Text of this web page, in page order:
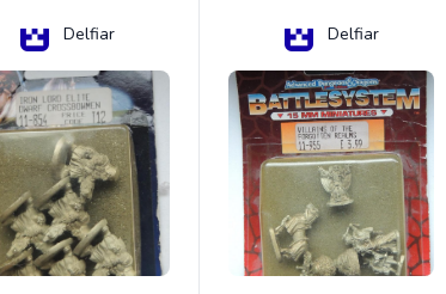
Delfiar Delfiar